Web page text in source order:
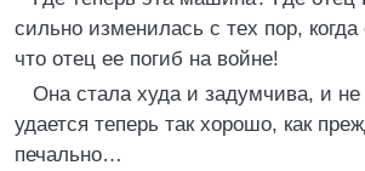
сильно изменилась с тех пор, когда
что отец ее погиб на войне!
Она стала худа и задумчива, и не
удается теперь так хорошо, как
печально…